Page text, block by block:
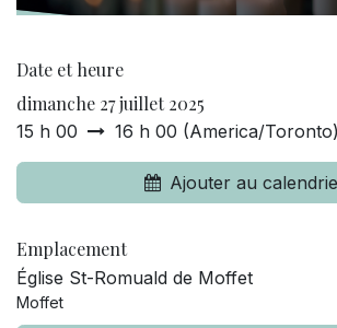
Date et heure
dimanche 27 juillet 2025
15 h 00 16 h 00 (America/Toronto)
Ajouter au
Emplacement
Église St-Romuald de Moffet
Moffet